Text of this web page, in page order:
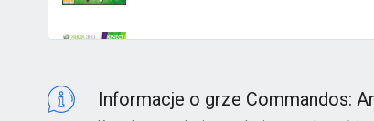
Informacje o grze Commandos: